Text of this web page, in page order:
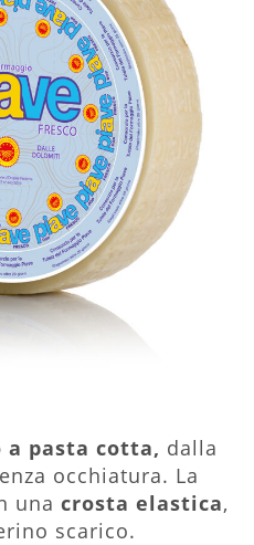
a pasta cotta, dalla
occhiatura. La
una crosta elastica,
scarico.